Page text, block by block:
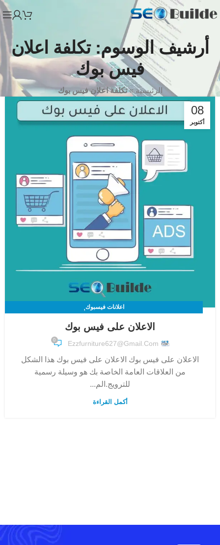
أرشيف الوسوم: تكلفة اعلان
فيس بوك
الرئيسية»تكلفة اعلان فيس بوك
08
أكتوبر
اعلانات فيسبوك,
100%
الاعلان على فيس بوك
Ezzfurniture627@gmail.com
0
الاعلان على فيس بوك الاعلان على فيس بوك هذا الشكل
من العلاقات العامة الخاصة بك هو وسيلة رسمية
للترويج.الم...
أكمل القراءة